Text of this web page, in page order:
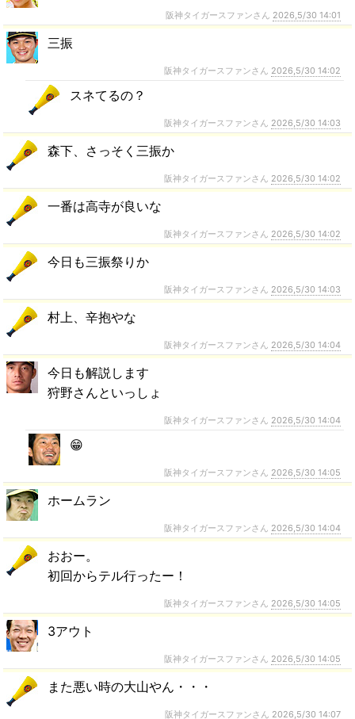
阪神タイガースファンさん 2026,5/30 14:01
三振
阪神タイガースファンさん 2026,5/30 14:02
スネてるの？
阪神タイガースファンさん 2026,5/30 14:03
森下、さっそく三振か
阪神タイガースファンさん 2026,5/30 14:02
一番は高寺が良いな
阪神タイガースファンさん 2026,5/30 14:02
今日も三振祭りか
阪神タイガースファンさん 2026,5/30 14:03
村上、辛抱やな
阪神タイガースファンさん 2026,5/30 14:04
今日も解説します
狩野さんといっしょ
阪神タイガースファンさん 2026,5/30 14:04
😁
阪神タイガースファンさん 2026,5/30 14:05
ホームラン
阪神タイガースファンさん 2026,5/30 14:04
おおー。
初回からテル行ったー！
阪神タイガースファンさん 2026,5/30 14:05
3アウト
阪神タイガースファンさん 2026,5/30 14:05
また悪い時の大山やん・・・
阪神タイガースファンさん 2026,5/30 14:07